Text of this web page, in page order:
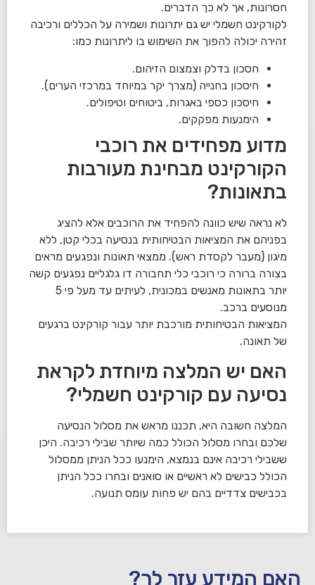
חסרונות, אך לא כך הדברים.
לקורקינט חשמלי יש גם יתרונות ושמירה על הכללים ורכיבה
זהירה יכולה להפוך את השימוש בו ליתרונות כמו:
חסכון בדלק וצמצום הזיהום.
חיסכון בחנייה (מצרך יקר במיוחד במרכזי הערים).
חיסכון כספי באגרות, ביטוחים וטיפולים.
הימנעות מפקקים.
מדוע מפחידים את רוכבי
הקורקינט מבחינת מעורבות
בתאונות?
לא נראה שיש כוונה להפחיד את הרוכבים אלא להציג
בפניהם את המציאות הבטיחותית בנסיעה בכלי קטן, ללא
מיגון (מעבר לקסדת ראש). ממצאי תאונות ונפגעים מראים
בצורה ברורה כי רוכבי כלי תחבורה דו גלגליים נפגעים קשה
יותר בתאונות מאנשים במכונית, לעיתים עד מעל פי 5
מנוסעים ברכב.
המציאות הבטיחותית מורכבת יותר עבור קורקינט ברגעים
של תאונה.
האם יש המלצה מיוחדת לקראת
נסיעה עם קורקינט חשמלי?
המלצה חשובה היא, תכננו מראש את מסלול הנסיעה
שלכם ובחרו מסלול הכולל כמה שיותר שבילי רכיבה. היכן
ששבילי רכיבה אינם בנמצא, הימנעו ככל הניתן ממסלול
הכולל כבישים לא ראשיים או סואנים ובחרו ככל הניתן
בכבישים צדדיים בהם יש פחות עומס תנועה.
האם המידע עזר לך?